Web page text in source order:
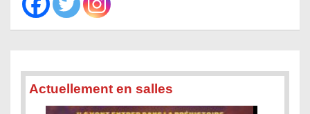
Actuellement en salles